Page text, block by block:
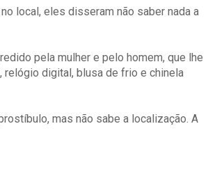
local, eles disseram não saber nada a
pela mulher e pelo homem, que lhe
relógio digital, blusa de frio e chinela
mas não sabe a localização. A